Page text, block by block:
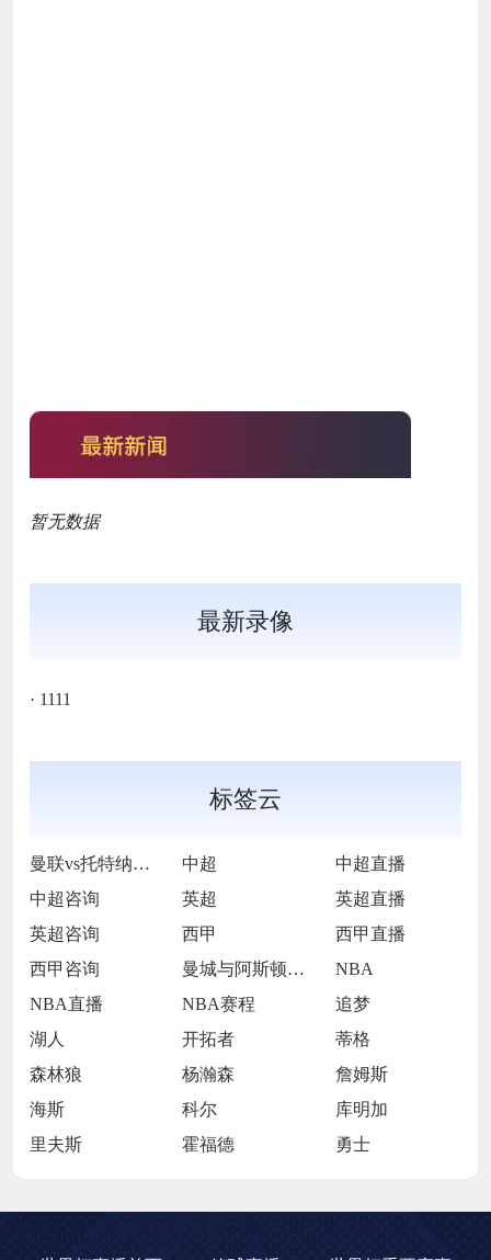
暂无数据
最新录像
· 1111
标签云
曼联vs托特纳姆热刺 中超
中超直播
中超咨询
英超
英超直播
英超咨询
西甲
西甲直播
西甲咨询
曼城与阿斯顿维拉
NBA
NBA直播
NBA赛程
追梦
湖人
开拓者
蒂格
森林狼
杨瀚森
詹姆斯
海斯
科尔
库明加
里夫斯
霍福德 勇士